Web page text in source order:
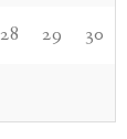
28 29 30